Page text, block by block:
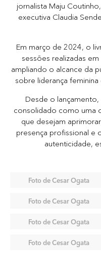
jornalista Maju
executiva Claudia
Em março de 2024, o
sessões realizadas
ampliando o alcance da
sobre liderança
Desde o
consolidado como uma
que desejam
presença profissional e
autenticidade,
Foto de Cesar Ogata
Foto de Cesar Ogata
Foto de Cesar Ogata
Foto de Cesar Ogata